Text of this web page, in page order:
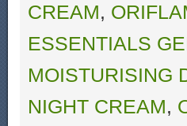
CREAM,
ESSENTIALS
MOISTURISING
NIGHT CREAM,